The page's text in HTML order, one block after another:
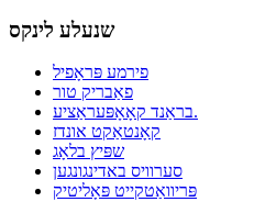
שנעלע לינקס
פירמע פּראָפיל
פאַבריק טור
בראַנד קאָאָפּעראַציע.
קאָנטאַקט אונדז
שפּיץ בלאָג
סערוויס באדינגונגען
פּריוואַטקייט פּאָליטיק